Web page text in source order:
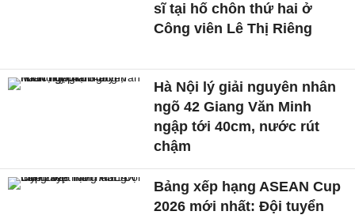
sĩ tại hố chôn thứ hai ở
Công viên Lê Thị Riêng
Hà Nội lý giải nguyên nhân
ngõ 42 Giang Văn Minh
ngập tới 40cm, nước rút
chậm
Bảng xếp hạng ASEAN Cup
2026 mới nhất: Đội tuyển